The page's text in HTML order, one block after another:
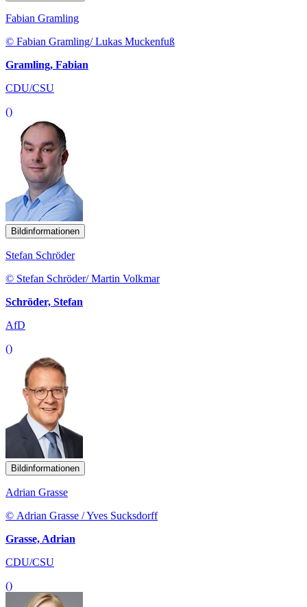
Fabian Gramling
© Fabian Gramling/ Lukas Muckenfuß
Gramling, Fabian
CDU/CSU
()
Bildinformationen
Stefan Schröder
© Stefan Schröder/ Martin Volkmar
Schröder, Stefan
AfD
()
Bildinformationen
Adrian Grasse
© Adrian Grasse / Yves Sucksdorff
Grasse, Adrian
CDU/CSU
()